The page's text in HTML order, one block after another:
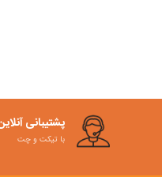
پشتیبانی آنلاین
با تیکت و چت